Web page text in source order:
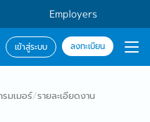
Employers
เข้าสู่ระบบ ลงทะเบียน
รมเมอร์/รายละเอียดงาน